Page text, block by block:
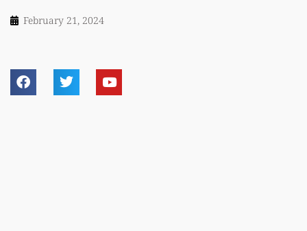
February 21, 2024